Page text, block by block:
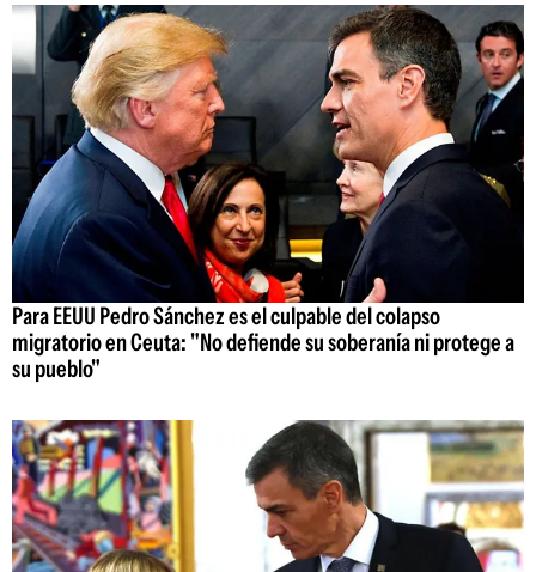
Para EEUU Pedro Sánchez es el culpable del colapso
migratorio en Ceuta: "No defiende su soberanía ni protege a
su pueblo"